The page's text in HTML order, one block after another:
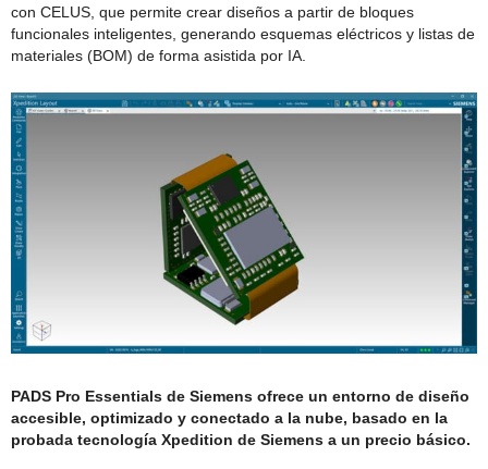
con CELUS, que permite crear diseños a partir de bloques
funcionales inteligentes, generando esquemas eléctricos y listas de
materiales (BOM) de forma asistida por IA.
PADS Pro Essentials de Siemens ofrece un entorno de diseño
accesible, optimizado y conectado a la nube, basado en la
probada tecnología Xpedition de Siemens a un precio básico.